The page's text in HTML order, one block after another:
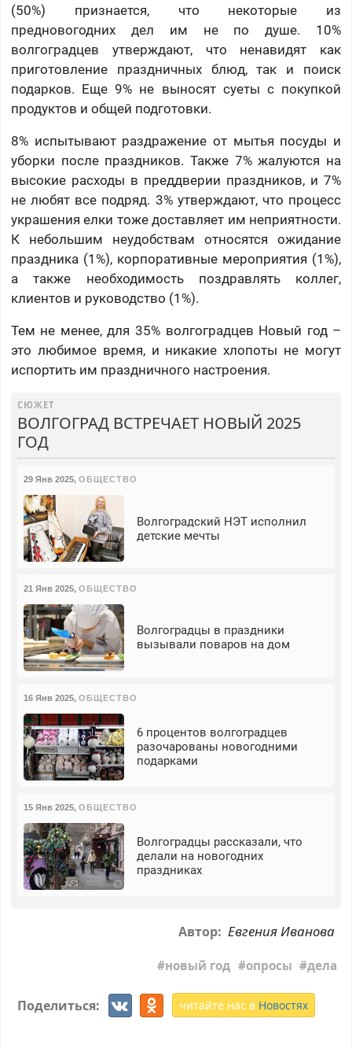
(50%) признается, что некоторые из
предновогодних дел им не по душе. 10%
волгоградцев утверждают, что ненавидят как
приготовление праздничных блюд, так и поиск
подарков. Еще 9% не выносят суеты с покупкой
продуктов и общей подготовки.
8% испытывают раздражение от мытья посуды и
уборки после праздников. Также 7% жалуются на
высокие расходы в преддверии праздников, и 7%
не любят все подряд. 3% утверждают, что процесс
украшения елки тоже доставляет им неприятности.
К небольшим неудобствам относятся ожидание
праздника (1%), корпоративные мероприятия (1%),
а также необходимость поздравлять коллег,
клиентов и руководство (1%).
Тем не менее, для 35% волгоградцев Новый год –
это любимое время, и никакие хлопоты не могут
испортить им праздничного настроения.
СЮЖЕТ
ВОЛГОГРАД ВСТРЕЧАЕТ НОВЫЙ 2025
ГОД
29 Янв 2025, ОБЩЕСТВО
Волгоградский НЭТ исполнил
детские мечты
21 Янв 2025, ОБЩЕСТВО
Волгоградцы в праздники
вызывали поваров на дом
16 Янв 2025, ОБЩЕСТВО
6 процентов волгоградцев
разочарованы новогодними
подарками
15 Янв 2025, ОБЩЕСТВО
Волгоградцы рассказали, что
делали на новогодних
праздниках
Автор: Евгения Иванова
новый год опросы дела
Поделиться: читайте нас в Новостях